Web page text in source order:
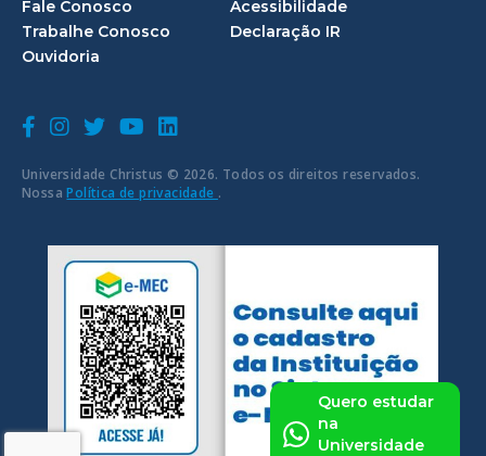
Quero estudar
na
Universidade
Universidade Christus © 2026. Todos os direitos reservados.
NossaPolítica de privacidade .
Fale Conosco
Trabalhe Conosco
Ouvidoria
Acessibilidade
Declaração IR